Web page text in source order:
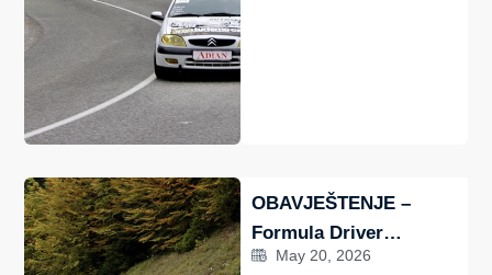
OBAVJEŠTENJE –
Formula Driver
23./24.5.2026. – Nova
May 20, 2026